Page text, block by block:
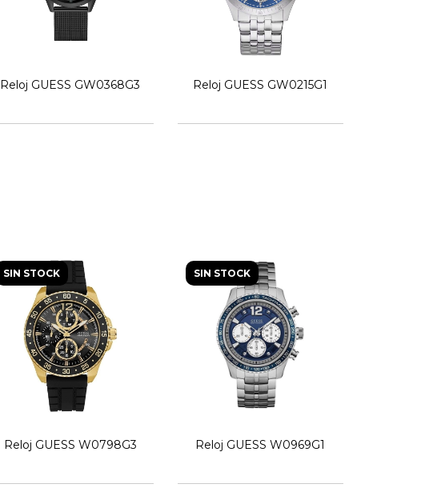
Reloj GUESS GW0368G3 Reloj GUESS GW0215G1
SIN STOCK
Reloj GUESS W0798G3
SIN STOCK
Reloj GUESS W0969G1